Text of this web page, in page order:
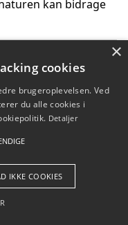
kan bidrage
Aps
×
cookies
brugeroplevelsen. Ved
du alle cookies i
Detaljer
IKKE COOKIES